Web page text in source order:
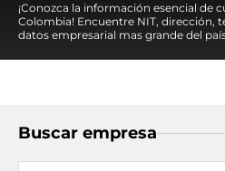
¡Conozca la información esencial de
Colombia! Encuentre NIT, dirección,
datos empresarial mas grande del
Buscar empresa